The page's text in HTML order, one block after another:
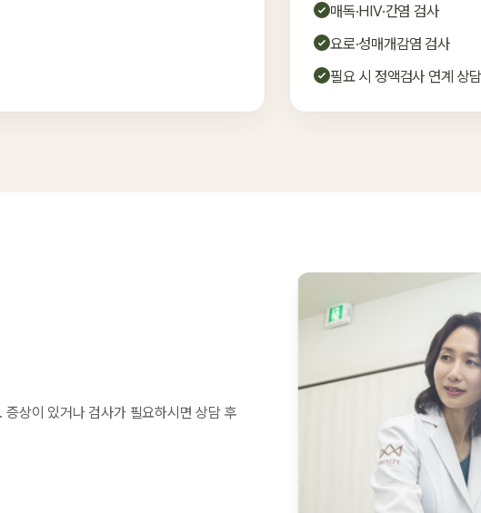
매독·HIV·간염 검사
요로·성매개감염 검사
필요 시 정액검사 연계 상담
상이 있거나 검사가 필요하시면 상담 후